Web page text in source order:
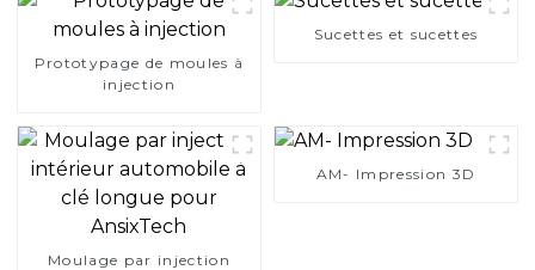
chaîne en polyéthylène
résistant à l'usure
Rail de guidage à une et
double rangée en forme de
de guidage en forme de T
Prototypage de moules à
injection
Sucettes et sucettes
Moulage par injection
AM- Impression 3D